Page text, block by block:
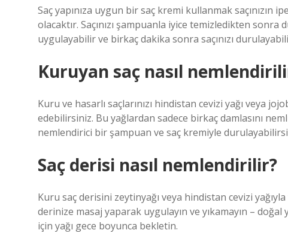
Saç yapınıza uygun bir saç kremi kullanmak saçınızın
olacaktır. Saçınızı şampuanla iyice temizledikten
uygulayabilir ve birkaç dakika sonra saçınızı
Kuruyan saç nasıl
Kuru ve hasarlı saçlarınızı hindistan cevizi yağı veya
edebilirsiniz. Bu yağlardan sadece birkaç damlasını
nemlendirici bir şampuan ve saç kremiyle
Saç derisi nasıl nemlendirilir?
Kuru saç derisini zeytinyağı veya hindistan cevizi
derinize masaj yaparak uygulayın ve yıkamayın –
için yağı gece boyunca bekletin.